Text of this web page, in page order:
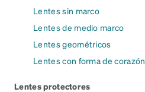
Lentes sin marco
Lentes de medio marco
Lentes geométricos
Lentes con forma de corazón
Lentes protectores